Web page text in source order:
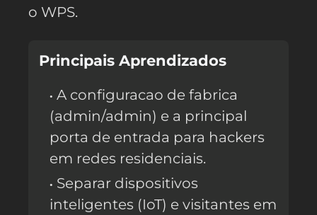
o WPS.
Principais Aprendizados
A configuracao de fabrica
(admin/admin) e a principal
porta de entrada para hackers
em redes residenciais.
Separar dispositivos
inteligentes (IoT) e visitantes em